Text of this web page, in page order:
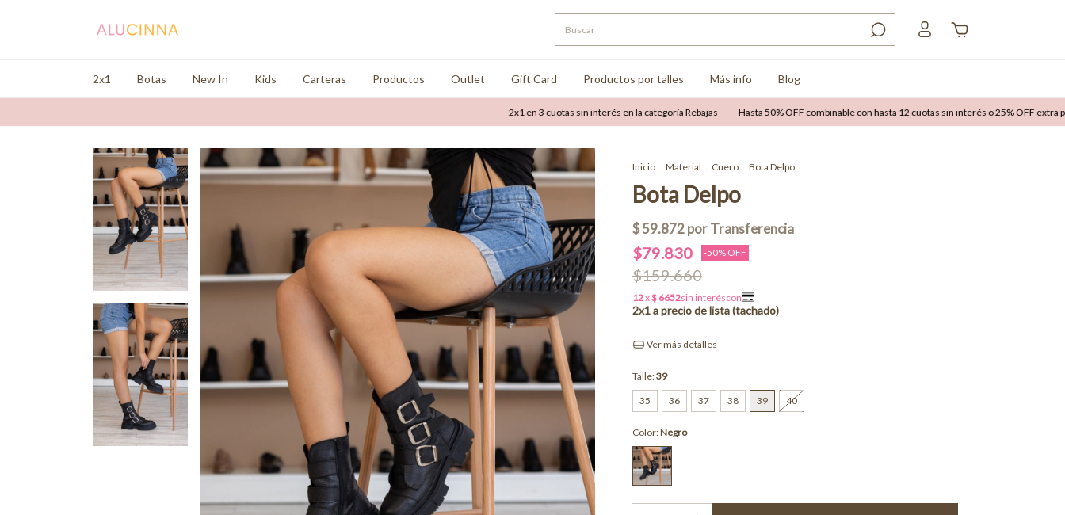
2x1 Botas New In Kids Carteras Productos Outlet Gift Card Productos por talles Más info Blog
2x1 en 3 cuotas sin interés en la categoría Rebajas Hasta 50% OFF combinable con hasta 12 cuotas sin interés o 25% OFF extra por
Inicio . Material . Cuero . Bota Delpo
Bota Delpo
$79.830 -50% OFF
$159.660
Ver más detalles
Talle:39
35 36 37 38 39 40
Color:Negro